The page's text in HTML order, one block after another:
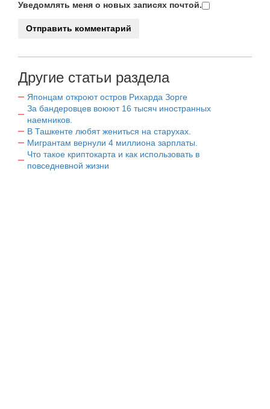
Уведомлять меня о новых записях почтой.
Другие статьи раздела
Японцам откроют остров Рихарда Зорге
За бандеровцев воюют 16 тысяч иностранных
наемников.
В Ташкенте любят жениться на старухах.
Мигрантам вернули 4 миллиона зарплаты.
Что такое криптокарта и как использовать в
повседневной жизни